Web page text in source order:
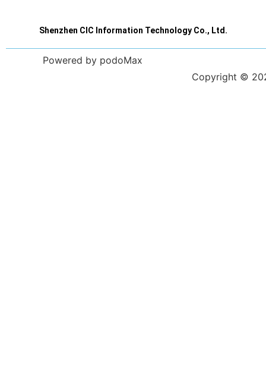
Shenzhen CIC Information Technology Co., Ltd.
Powered by podoMax
Copyright ©